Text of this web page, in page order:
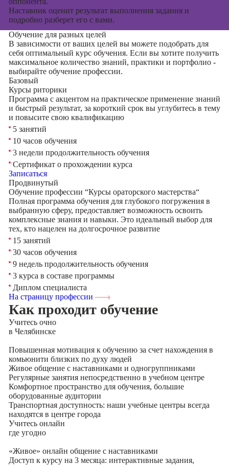
Наставник оценит результат выполнения задания и
подробно разберет его с вами.
Обучение для разных целей
В зависимости от ваших целей вы можете подобрать для
себя оптимальный курс обучения. Если вы хотите получить
максимальное количество знаний, практики и портфолио -
выбирайте обучение профессии.
Базовый
Курсы риторики
Программа с акцентом на практическое применение знаний
и быстрый результат, за короткий срок вы углубитесь в тему
и повысите свою квалификацию
5 занятий
10 часов обучения
3 недели продолжительность обучения
Сертификат о прохождении курса
Записаться
Продвинутый
Обучение профессии “Курсы ораторского мастерства“
Полная программа обучения для глубокого погружения в
выбранную сферу, предоставляет возможность освоить
комплексные знания и навыки. Это идеальный выбор для
тех, кто нацелен на долгосрочное развитие
15 занятий
30 часов обучения
9 недель продолжительность обучения
3 курса в составе программы
Диплом специалиста
На страницу профессии
Как проходит обучение
Учитесь очно
в Челябинске
Повышенная мотивация к обучению за счет нахождения в
комьюнити близких по духу людей
Живое общение с наставниками и одногруппниками
Регулярные занятия непосредственно в учебном центре
Комфортное пространство для обучения, большие
оборудованные аудитории
Транспортная доступность: наши учебные центры всегда
находятся в центре города
Учитесь онлайн
где угодно
«Живое» онлайн общение с наставниками
Доступ к курсу на 3 месяца: интерактивные задания,